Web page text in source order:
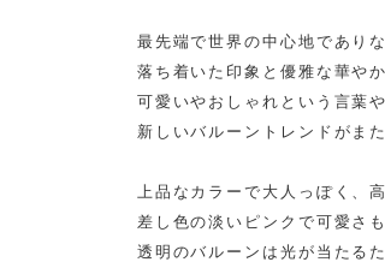
最先端で世界の中心地であり
落ち着いた印象と優雅な華や
可愛いやおしゃれという言葉
新しいバルーントレンドがま
上品なカラーで大人っぽく、
差し色の淡いピンクで可愛さ
透明のバルーンは光が当たる